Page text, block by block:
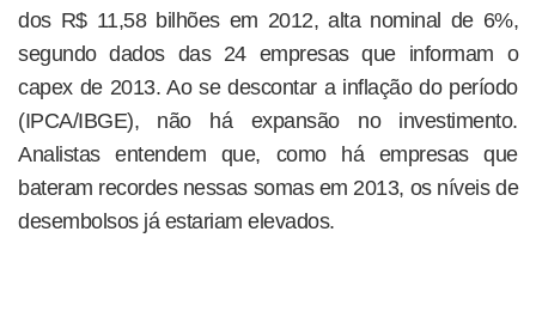
dos R$ 11,58 bilhões em 2012, alta nominal de 6%,
segundo dados das 24 empresas que informam o
capex de 2013. Ao se descontar a inflação do período
(IPCA/IBGE), não há expansão no investimento.
Analistas entendem que, como há empresas que
bateram recordes nessas somas em 2013, os níveis de
desembolsos já estariam elevados.